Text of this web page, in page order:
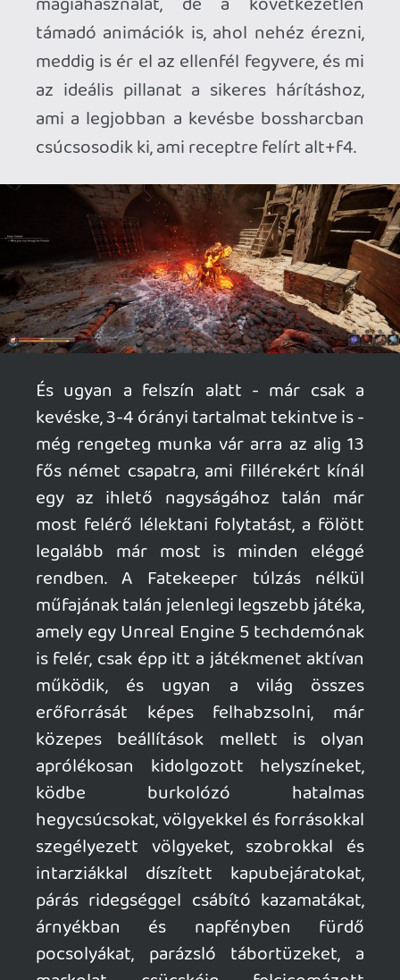
jelentkezned!
Necroman Mk2 2026.06.09 23:02:13 #211ye
Mit értesz codizálás alatt az Immortals of
mcmacko 2026.06.08 16:01:31
mcmacko 2026.06.08 22:23:47 #211v5
A cikket én szerkesztettem, és a szerzővel
egyeztetve, az írói szabadság jegyében én
is így hagytam. Jól van ez így.
Doberman 2026.06.08 21:48:55
Doberman 2026.06.08 21:48:55 #211v3
kedves Wilson. A cikk totál elvette a
pedig milyen szép. Másfelől: az utolsó 11
soros mondat, az mi? Azért mert a
magyarnyelv megengedi attól az még nem
jó. Olvashatatlan. Az ilyen
mondatszerkezeteket vasvillával szoktam
írtani. Hasonló merészen ívelő
körmondatok a cikk többi részében is
találhatóak, de kétségkívül az utolsó viszi a
Dude 2026.06.08 16:34:03
Még csak próbáltam. Ennyiért
beleugrottam az EA-be. Egészen
elképesztő ilyen grafika mellett milyen jól
fut. Ha lesz időm a játék részét is
megnézem.
mcmacko 2026.06.08 16:20:29 #211u5
"Odabas."
axl 2026.06.08 16:17:18
axl 2026.06.08 16:17:18 #211u4
Amúgy a Ubisoft áldásával és a Valve
támogatásának hála valamikor a
közeljövőben fel fog kerülni Steam-re a
Dark Messiah of Might and Magic:
Community Edition, ami egy ingyenes mod
/ javításcsomag lesz a játékot birtoklók
számára.